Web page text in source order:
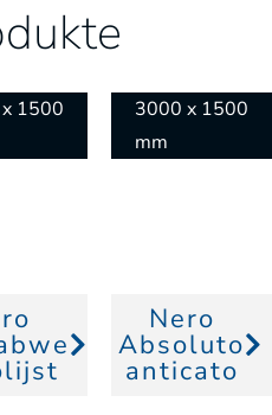
1500
3000 x 1500
mm
Nero
Absoluto
anticato